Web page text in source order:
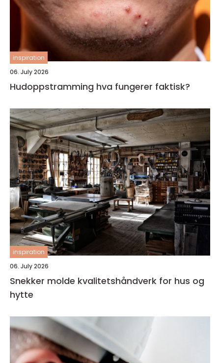
inspiration
06. July 2026
Hudoppstramming hva fungerer faktisk?
inspiration
06. July 2026
Snekker molde kvalitetshåndverk for hus og
hytte